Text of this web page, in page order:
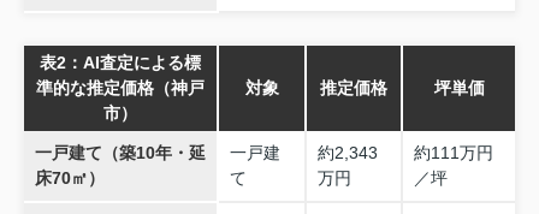
表2：AI査定による標
準的な推定価格（神戸
市）
対象 推定価格 坪単価
一戸建て（築10年・延
床70㎡）
一戸建
て
約2,343
万円
約111万円
／坪